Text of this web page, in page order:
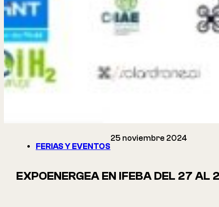
FERIAS Y EVENTOS
25 noviembre 2024
EXPOENERGEA EN IFEBA DEL 27 AL